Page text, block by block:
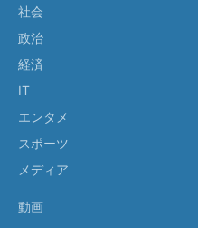
社会
政治
経済
IT
エンタメ
スポーツ
メディア
動画